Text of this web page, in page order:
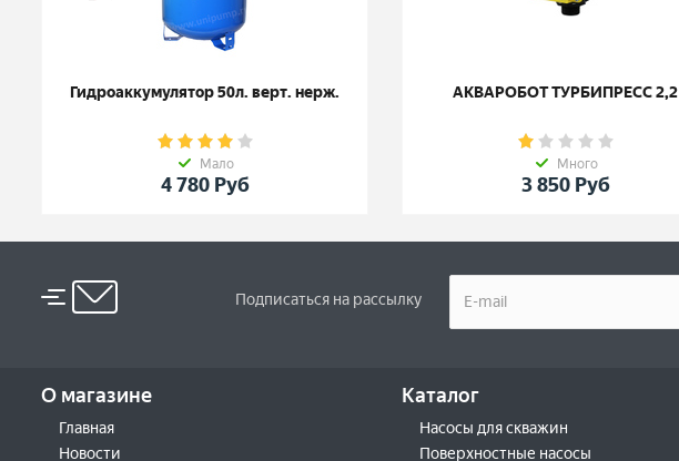
Гидроаккумулятор 50л. верт. нерж.
Мало
4 780Руб
АКВАРОБОТ ТУРБИПРЕСС 2,2
Много
3 850Руб
Подписаться на рассылку
О магазине
Главная
Новости
Каталог
Насосы для скважин
Поверхностные насосы